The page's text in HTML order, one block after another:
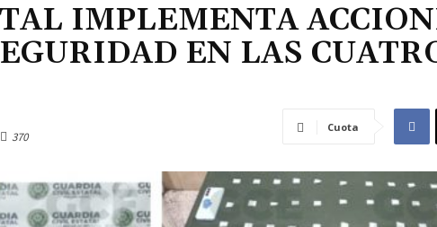
IMPLEMENTA
EN LAS
370
Cuota